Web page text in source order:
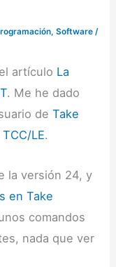
,Software /
artículo La
. Me he dado
deTake
TCC/LE.
la versión 24, y
en Take
comandos
nada que ver